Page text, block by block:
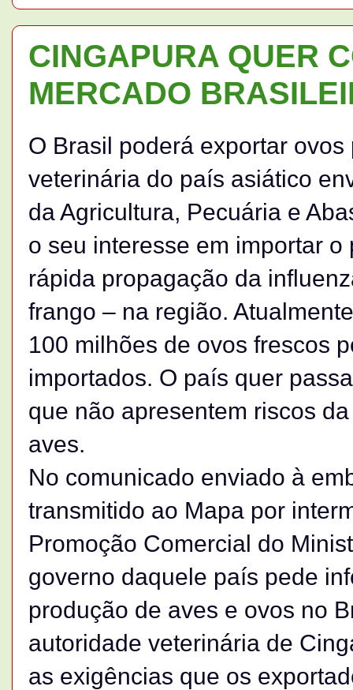
CINGAPURA QUER
MERCADO
O Brasil poderá exportar
veterinária do país asiático
da Agricultura, Pecuária e
o seu interesse em importar
rápida propagação da
frango – na região.
100 milhões de ovos frescos
importados. O país quer
que não apresentem riscos
aves.
No comunicado enviado à
transmitido ao Mapa por
Promoção Comercial do
governo daquele país pede
produção de aves e ovos no
autoridade veterinária de
as exigências que os